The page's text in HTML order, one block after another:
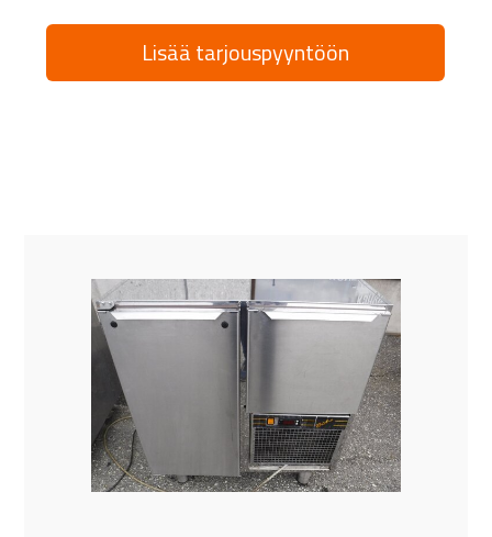
Lisää tarjouspyyntöön